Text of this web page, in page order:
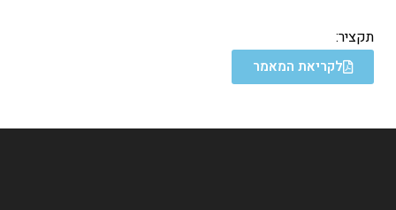
תקציר:
לקריאת המאמר